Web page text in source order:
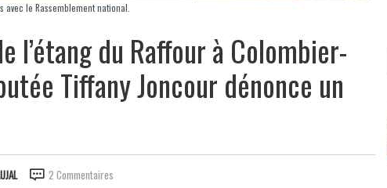
avec le Rassemblement national.
l’étang du Raffour à Colombier-
Tiffany Joncour dénonce un
2 Commentaires